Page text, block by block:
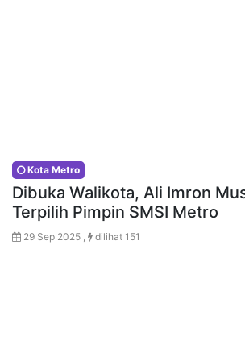
Kota Metro
Dibuka Walikota, Ali Imron
Terpilih Pimpin SMSI Metro
29 Sep 2025 , dilihat 151